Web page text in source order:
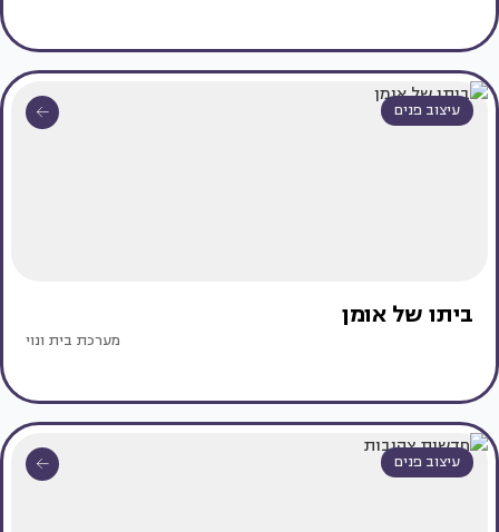
עיצוב פנים
ביתו של אומן
מערכת בית ונוי
עיצוב פנים